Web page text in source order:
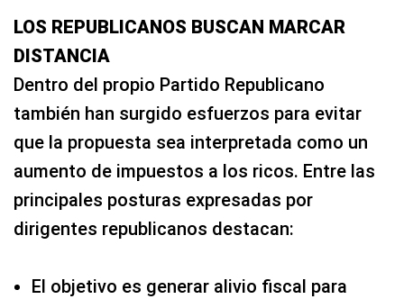
LOS REPUBLICANOS BUSCAN MARCAR
DISTANCIA
Dentro del propio Partido Republicano
también han surgido esfuerzos para evitar
que la propuesta sea interpretada como un
aumento de impuestos a los ricos. Entre las
principales posturas expresadas por
dirigentes republicanos destacan:
El objetivo es generar alivio fiscal para